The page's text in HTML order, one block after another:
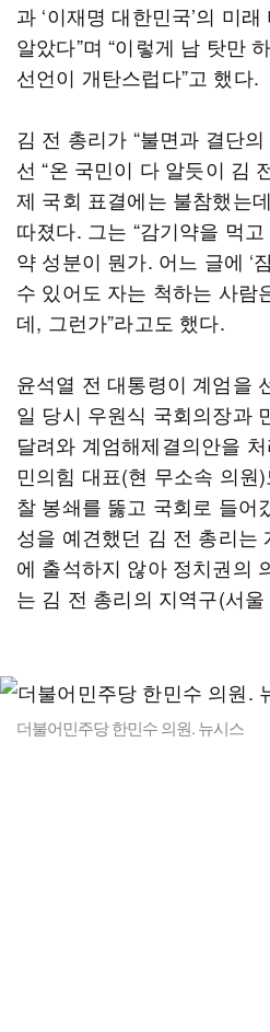
과 ‘이재명 대한민국’의 미
알았다”며 “이렇게 남 탓만
선언이 개탄스럽다”고 했다.
김 전 총리가 “불면과 결단
선 “온 국민이 다 알듯이 김
제 국회 표결에는 불참했는
따졌다. 그는 “감기약을 먹
약 성분이 뭔가. 어느 글에 ‘
수 있어도 자는 척하는 사람
데, 그런가”라고도 했다.
윤석열 전 대통령이 계엄을
일 당시 우원식 국회의장과
달려와 계엄해제결의안을
민의힘 대표(현 무소속 의원
찰 봉쇄를 뚫고 국회로 들어
성을 예견했던 김 전 총리는
에 출석하지 않아 정치권의
는 김 전 총리의 지역구(서
더불어민주당 한민수 의원. 뉴시스